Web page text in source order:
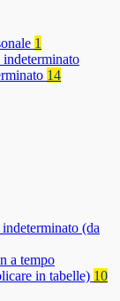
1
indeterminato
14
(da
a tempo
in tabelle) 10